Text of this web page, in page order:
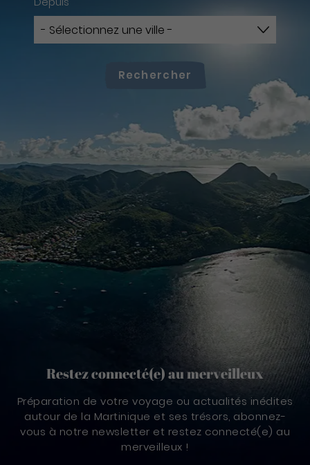
Rechercher
Restez connecté(e) au merveilleux
Préparation de votre voyage ou actualités inédites
autour de la Martinique et ses trésors, abonnez-
vous à notre newsletter et restez connecté(e) au
merveilleux !